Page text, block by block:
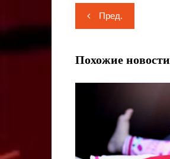
Навигация
по
записям
Пред.
Похожие новости